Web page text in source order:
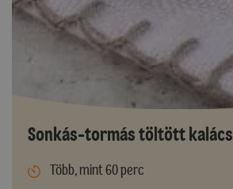
Sonkás-tormás töltött kalács
Több, mint 60 perc